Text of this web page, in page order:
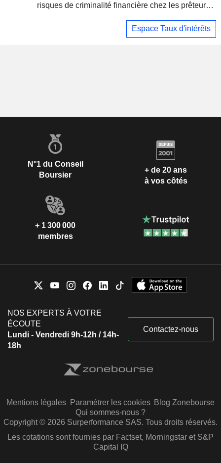
risques de criminalité financière chez les prêteurs
Espace Taux d'intérêts
N°1 du Conseil
Boursier
+ de 20 ans
à vos côtés
+ 1 300 000
membres
NOS EXPERTS À VOTRE
ÉCOUTE
Lundi - Vendredi 9h-12h / 14h-
18h
Contactez-nous
Mentions légales Paramétrer les cookies Blog Zonebourse
Qui sommes-nous ?
Copyright © 2026 Surperformance SAS. Tous droits réservés.
Les cotations sont fournies par Factset, Morningstar et S&P
Capital IQ